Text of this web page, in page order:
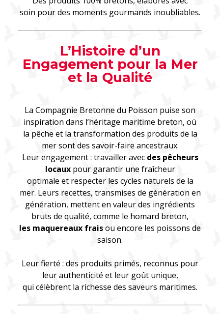
soin pour des moments gourmands inoubliables.
L’Histoire d’un
Engagement pour la Mer
et la Qualité
La Compagnie Bretonne du Poisson puise son
inspiration dans l’héritage maritime breton, où
la pêche et la transformation des produits de la
mer sont des savoir-faire ancestraux.
Leur engagement : travailler avec des pêcheurs
locauxpour garantir une fraîcheur
optimale et respecter les cycles naturels de la
mer. Leurs recettes, transmises de génération en
génération, mettent en valeur des ingrédients
bruts de qualité, comme le homard breton,
les maquereaux fraisou encore les poissons de
saison.
Leur fierté : des produits primés, reconnus pour
leur authenticité et leur goût unique,
qui célèbrent la richesse des saveurs maritimes.